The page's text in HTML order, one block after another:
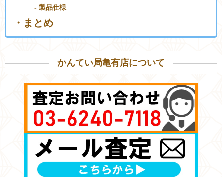
- 製品仕様
・まとめ
かんてい局亀有店について